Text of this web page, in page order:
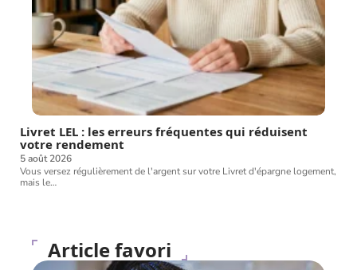
Livret LEL : les erreurs fréquentes qui réduisent
votre rendement
5 août 2026
Vous versez régulièrement de l'argent sur votre Livret d'épargne logement,
mais le…
Article favori